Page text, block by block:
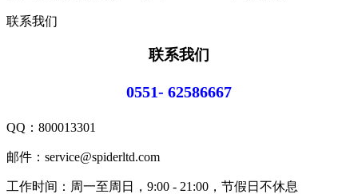
联系我们
联系我们
0551- 62586667
QQ： 800013301
邮件：service@spiderltd.com
工作时间：周一至周日，9:00 - 21:00，节假日不休息